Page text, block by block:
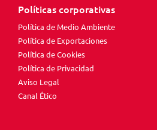
Políticas corporativas
Política de Medio Ambiente
Política de Exportaciones
Política de Cookies
Política de Privacidad
Aviso Legal
Canal Ético